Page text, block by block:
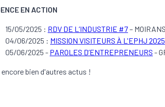
EN ACTION
15/05/2025 : RDV DE L’INDUSTRIE #7– MOIRANS
04/06/2025 : MISSION VISITEURS À L'EPHJ 2025
05/06/2025 - PAROLES D’ENTREPRENEURS -
encore bien d'autres actus !